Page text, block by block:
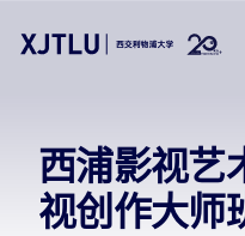
招生
西浦影视艺
视创作大师